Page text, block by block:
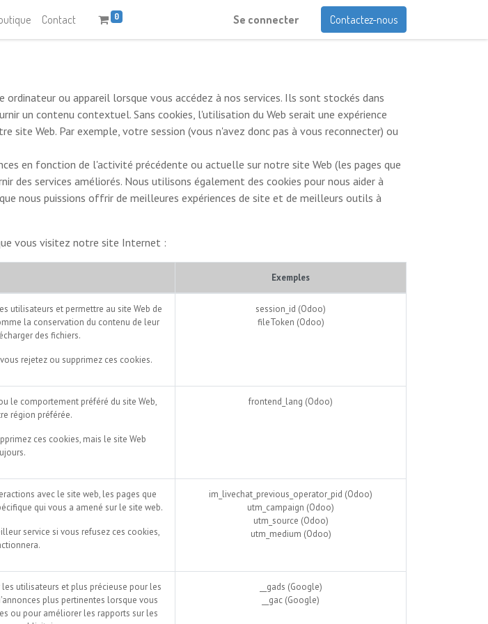
Contact 0 Se connecter Contactez-nous
ou appareil lorsque vous accédez à nos services. Ils sont stockés dans
un contenu contextuel. Sans cookies, l'utilisation du Web serait une expérience
Web. Par exemple, votre session (vous n'avez donc pas à vous reconnecter) ou
en fonction de l'activité précédente ou actuelle sur notre site Web (les pages que
des services améliorés. Nous utilisons également des cookies pour nous aider à
nous puissions offrir de meilleures expériences de site et de meilleurs outils à
vous visitez notre site Internet :
Exemples
utilisateurs et permettre au site Web de
la conservation du contenu de leur
des fichiers.
rejetez ou supprimez ces cookies.
session_id (Odoo)
fileToken (Odoo)
le comportement préféré du site Web,
région préférée.
ces cookies, mais le site Web
frontend_lang (Odoo)
avec le site web, les pages que
qui vous a amené sur le site web.
service si vous refusez ces cookies,
im_livechat_previous_operator_pid (Odoo)
utm_campaign (Odoo)
utm_source (Odoo)
utm_medium (Odoo)
utilisateurs et plus précieuse pour les
plus pertinentes lorsque vous
ou pour améliorer les rapports sur les
__gads (Google)
__gac (Google)